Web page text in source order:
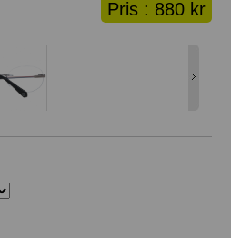
Lånekorg: 0 bågar
Pris : 880 kr